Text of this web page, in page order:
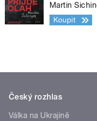
Martin
Koupit
Český rozhlas
Válka na Ukrajině